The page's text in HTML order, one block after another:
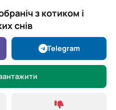
з котиком і
снів
Telegram